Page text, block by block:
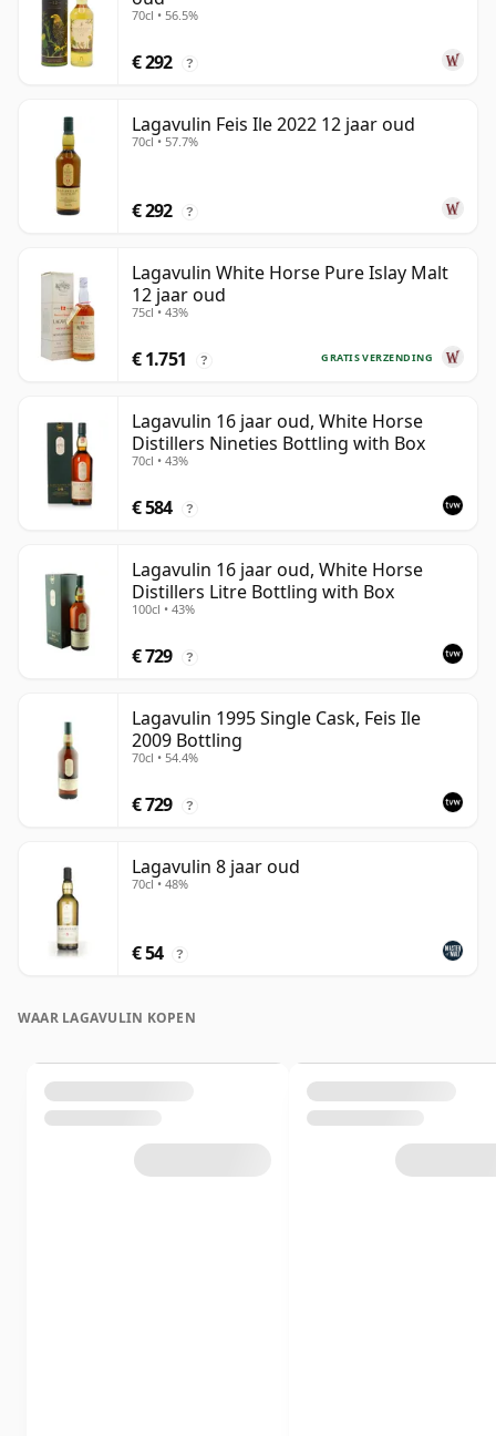
70cl • 56.5%
€ 292 ?
Lagavulin Feis Ile 2022 12 jaar oud
70cl • 57.7%
€ 292 ?
Lagavulin White Horse Pure Islay Malt
12 jaar oud
75cl • 43%
GRATIS VERZENDING
€ 1.751 ?
Lagavulin 16 jaar oud, White Horse
Distillers Nineties Bottling with Box
70cl • 43%
€ 584 ?
Lagavulin 16 jaar oud, White Horse
Distillers Litre Bottling with Box
100cl • 43%
€ 729 ?
Lagavulin 1995 Single Cask, Feis Ile
2009 Bottling
70cl • 54.4%
€ 729 ?
Lagavulin 8 jaar oud
70cl • 48%
€ 54 ?
WAAR LAGAVULIN KOPEN